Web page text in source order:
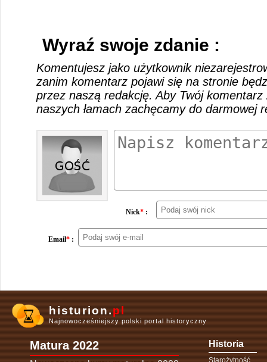
Wyraź swoje zdanie :
Komentujesz jako użytkownik
zanim komentarz pojawi się na stronie
przez naszą redakcję. Aby Twój
naszych łamach zachęcamy do darmowej
Nick* :
Email* :
histurion.pl
Najnowocześniejszy polski portal historyczny
Matura 2022 Historia
Starożytność